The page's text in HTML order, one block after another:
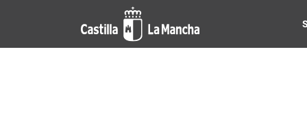
Pasar al contenido principal
Noticias de la región de